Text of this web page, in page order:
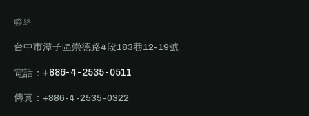
聯絡
台中市潭子區崇德路4段183巷12-19號
電話： +886-4-2535-0511
傳真：+886-4-2535-0322